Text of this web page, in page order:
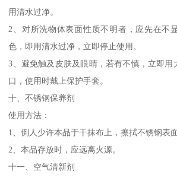
用清水过净。
2、对所洗物体表面性质不明者，应先在不
色，即用清水过净，立即停止使用。
3、避免触及皮肤及眼睛，若有不慎，立即用
口，使用时戴上保护手套。
十、不锈钢保养剂
使用方法：
1、倒人少许本品于干抹布上，擦拭不锈钢表面
2、本品存放时，应远离火源。
十一、空气清新剂